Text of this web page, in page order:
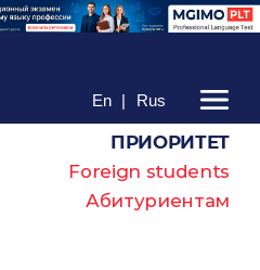
En | Rus
ПРИОРИТЕТ
Foreign students
Абитуриентам